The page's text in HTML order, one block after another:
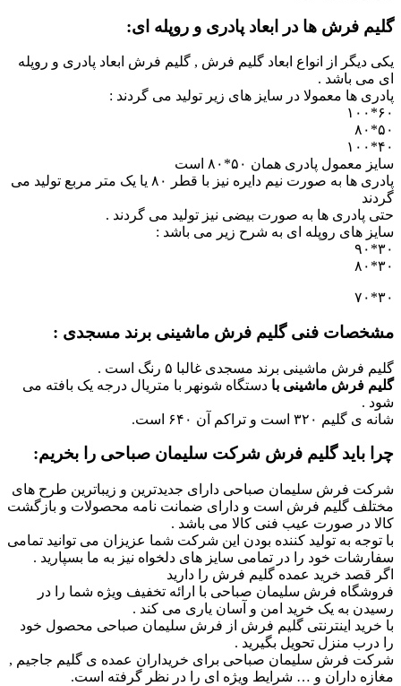
گلیم فرش ها در ابعاد پادری و روپله ای:
یکی دیگر از انواع ابعاد گلیم فرش , گلیم فرش ابعاد پادری و روپله
ای می باشد .
پادری ها معمولا در سایز های زیر تولید می گردند :
۶۰*۱۰۰
۵۰*۸۰
۴۰*۱۰۰
سایز معمول پادری همان ۵۰*۸۰ است
پادری ها به صورت نیم دایره نیز با قطر ۸۰ یا یک متر مربع تولید می
گردند
حتی پادری ها به صورت بیضی نیز تولید می گردند .
سایز های روپله ای به شرح زیر می باشد :
۳۰*۹۰
۳۰*۸۰
۳۰*۷۰
مشخصات فنی گلیم فرش ماشینی برند مسجدی :
گلیم فرش ماشینی برند مسجدی غالبا ۵ رنگ است .
گلیم فرش ماشینی با دستگاه شونهر با متریال درجه یک بافته می
شود .
شانه ی گلیم ۳۲۰ است و تراکم آن ۶۴۰ است.
چرا باید گلیم فرش شرکت سلیمان صباحی را بخریم:
شرکت فرش سلیمان صباحی دارای جدیدترین و زیباترین طرح های
مختلف گلیم فرش است و دارای ضمانت نامه محصولات و بازگشت
کالا در صورت عیب فنی کالا می باشد .
با توجه به تولید کننده بودن این شرکت شما عزیزان می توانید تمامی
سفارشات خود را در تمامی سایز های دلخواه نیز به ما بسپارید .
اگر قصد خرید عمده گلیم فرش را دارید
فروشگاه فرش سلیمان صباحی با ارائه تخفیف ویژه شما را در
رسیدن به یک خرید امن و آسان یاری می کند .
با خرید اینترنتی گلیم فرش از فرش سلیمان صباحی محصول خود
را درب منزل تحویل بگیرید .
شرکت فرش سلیمان صباحی برای خریداران عمده ی گلیم جاجیم ,
مغازه داران و … شرایط ویژه ای را در نظر گرفته است.